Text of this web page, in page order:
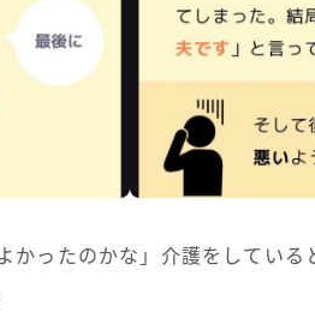
かったのかな」介護をしている